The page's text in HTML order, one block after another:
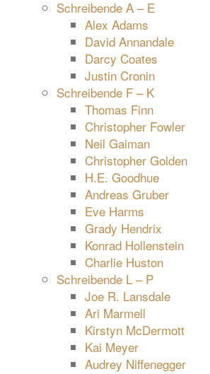
Schreibende A – E
Alex Adams
David Annandale
Darcy Coates
Justin Cronin
Schreibende F – K
Thomas Finn
Christopher Fowler
Neil Gaiman
Christopher Golden
H.E. Goodhue
Andreas Gruber
Eve Harms
Grady Hendrix
Konrad Hollenstein
Charlie Huston
Schreibende L – P
Joe R. Lansdale
Ari Marmell
Kirstyn McDermott
Kai Meyer
Audrey Niffenegger